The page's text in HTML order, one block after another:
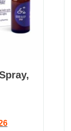
price was:
Current price is: